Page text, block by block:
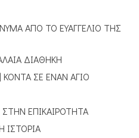
ΑΠΟ ΤΟ ΕΥΑΓΓΕΛΙΟ ΤΗΣ
ΔΙΑΘΗΚΗ
ΣΕ ΕΝΑΝ ΑΓΙΟ
ΣΤΗΝ ΕΠΙΚΑΙΡΟΤΗΤΑ
ΙΣΤΟΡΙΑ